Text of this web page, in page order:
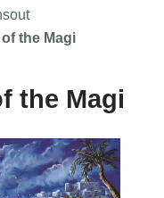
the Magi
the Magi